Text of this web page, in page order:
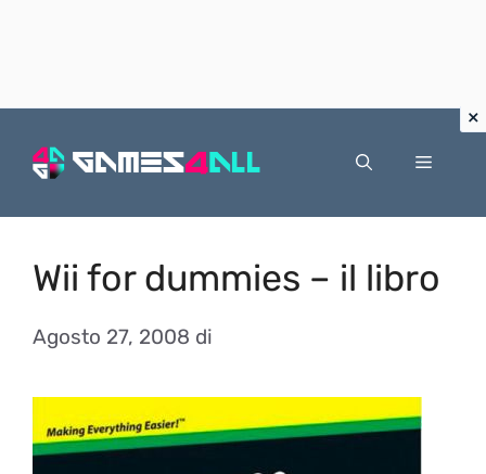
Menu
Wii for dummies – il libro
Agosto 27, 2008 di